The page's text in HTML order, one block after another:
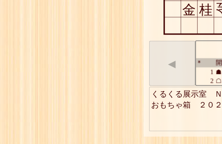
金 桂
◀ *
1 ☗
2 ☖
☗
5 ☗
8☖
くるくる展示室　
おもちゃ箱　２０